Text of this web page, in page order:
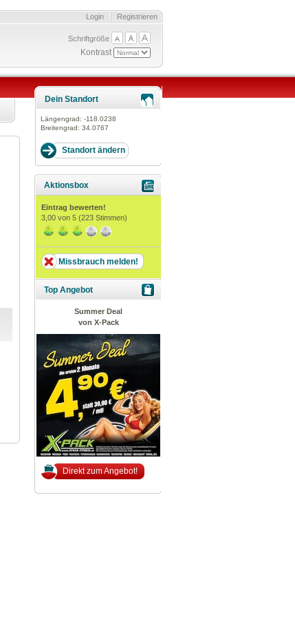
Registrieren
Login
Schriftgröße
Kontrast
Dein Standort
Längengrad: -118.0238
Breitengrad: 34.0767
Aktionsbox
Eintrag bewerten!
3,00 von 5 (223 Stimmen)
Missbrauch melden!
Top Angebot
Summer Deal
von X-Pack
Direkt zum Angebot!